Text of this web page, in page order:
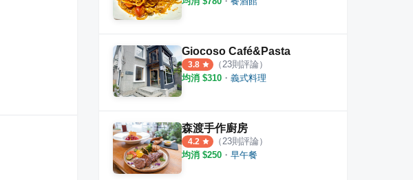
Giocoso Café&Pasta
3.8 （ 23則評論）
均消 $310 ・ 義式料理
森渡手作廚房
4.2 （ 23則評論）
均消 $250 ・ 早午餐